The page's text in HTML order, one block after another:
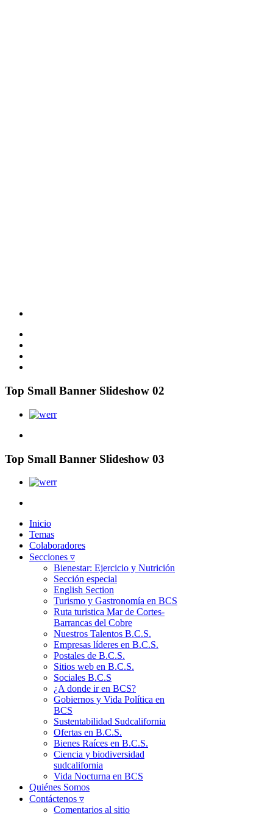
Top Small Banner Slideshow 02
Top Small Banner Slideshow 03
Inicio
Temas
Colaboradores
Secciones ▿
Bienestar: Ejercicio y Nutrición
Sección especial
English Section
Turismo y Gastronomía en BCS
Ruta turistica Mar de Cortes-
Barrancas del Cobre
Nuestros Talentos B.C.S.
Empresas líderes en B.C.S.
Postales de B.C.S.
Sitios web en B.C.S.
Sociales B.C.S
¿A donde ir en BCS?
Gobiernos y Vida Política en
BCS
Sustentabilidad Sudcalifornia
Ofertas en B.C.S.
Bienes Raíces en B.C.S.
Ciencia y biodiversidad
sudcalifornia
Vida Nocturna en BCS
Quiénes Somos
Contáctenos ▿
Comentarios al sitio